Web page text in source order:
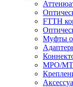
FTTH
Муфты
MPO/